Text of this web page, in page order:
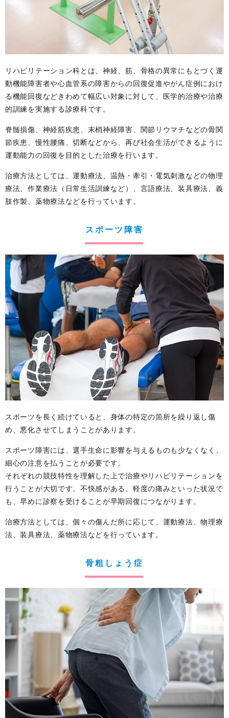
リハビリテーション科とは、神経、筋、骨格の異常にもとづく運
動機能障害者や心血管系の障害からの回復促進やがん症例におけ
る機能回復などきわめて幅広い対象に対して、医学的治療や治療
的訓練を実施する診療科です。
脊髄損傷、神経筋疾患、末梢神経障害、関節リウマチなどの骨関
節疾患、慢性腰痛、切断などから、再び社会生活ができるように
運動能力の回復を目的とした治療を行います。
治療方法としては、運動療法、温熱・牽引・電気刺激などの物理
療法、作業療法（日常生活訓練など）、言語療法、装具療法、義
肢作製、薬物療法などを行っています。
スポーツ障害
スポーツを長く続けていると、身体の特定の箇所を繰り返し傷
め、悪化させてしまうことがあります。
スポーツ障害には、選手生命に影響を与えるものも少なくなく、
細心の注意を払うことが必要です。
それぞれの競技特性を理解した上で治療やリハビリテーションを
行うことが大切です。不快感がある、軽度の痛みといった状況で
も、早めに診察を受けることが早期回復につながります。
治療方法としては、個々の傷んだ所に応じて、運動療法、物理療
法、装具療法、薬物療法などを行っています。
骨粗しょう症